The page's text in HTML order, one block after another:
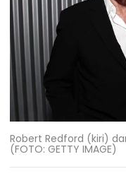
Robert Redford (kiri)
(FOTO: GETTY IMAGE)